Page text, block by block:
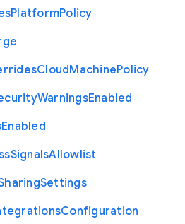
PlatformPolicy
CloudMachinePolicy
WarningsEnabled
Enabled
SignalsAllowlist
Settings
Configuration